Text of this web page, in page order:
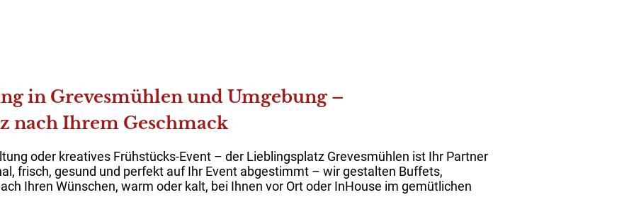
in Grevesmühlen und Umgebung –
nach Ihrem Geschmack
oder kreatives Frühstücks-Event – der Lieblingsplatz Grevesmühlen ist Ihr Partner
frisch, gesund und perfekt auf Ihr Event abgestimmt – wir gestalten Buffets,
Ihren Wünschen, warm oder kalt, bei Ihnen vor Ort oder InHouse im gemütlichen